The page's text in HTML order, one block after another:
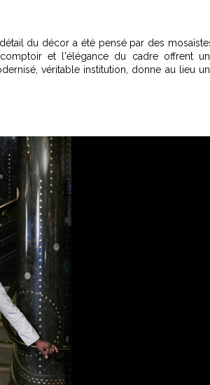
du décor a été pensé par des
et l'élégance du cadre offrent
véritable institution, donne au lieu